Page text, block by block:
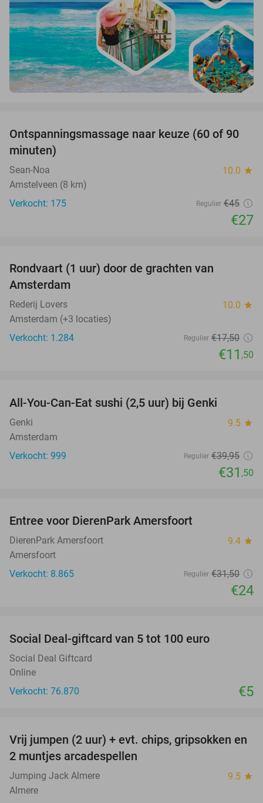
40%
Ontspanningsmassage naar keuze (60 of 90
minuten)
Sean-Noa 10.0 star
Amstelveen (8 km)
Verkocht: 175
Regulier €45
€27
Rondvaart (1 uur) door de grachten van
Amsterdam
Rederij Lovers 10.0 star
Amsterdam (+3 locaties)
Verkocht: 1.284
Regulier €17,50
€11 ,50
All-You-Can-Eat sushi (2,5 uur) bij Genki
Genki 9.5 star
Amsterdam
Verkocht: 999
Regulier €39,95
€31 ,50
Entree voor DierenPark Amersfoort
DierenPark Amersfoort 9.4 star
Amersfoort
Verkocht: 8.865
Regulier €31,50
€24
Social Deal-giftcard van 5 tot 100 euro
Social Deal Giftcard
Online
Verkocht: 76.870
€5
38%
Vrij jumpen (2 uur) + evt. chips, gripsokken en
2 muntjes arcadespellen
Jumping Jack Almere 9.5 star
Almere